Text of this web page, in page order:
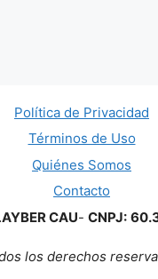
Política de Privacidad
Términos de Uso
Quiénes Somos
Contacto
CAU- CNPJ:
los derechos